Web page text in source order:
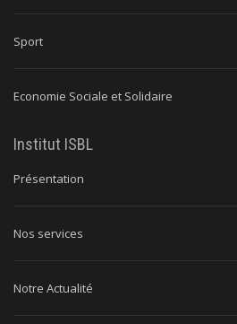
Sport
Economie Sociale et Solidaire
Institut ISBL
Présentation
Nos services
Notre Actualité